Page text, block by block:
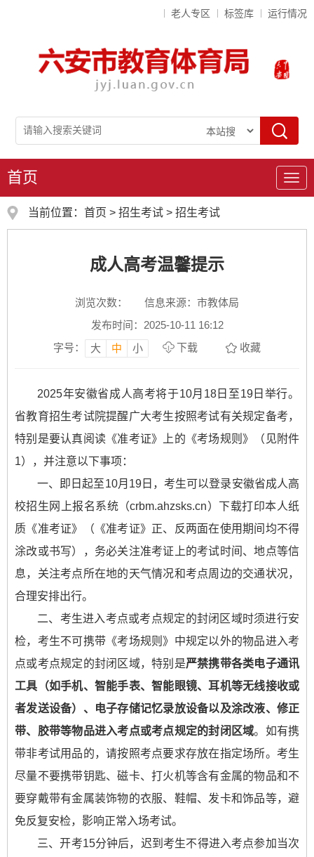
老人专区 标签库 运行情况
导
首页
当前位置： 首页 > 招生考试 > 招生考试
成人高考温馨提示
浏览次数：
信息来源：市教体局
发布时间：2025-10-11 16:12
字号：
大 中 小 下载 收藏
2025年安徽省成人高考将于10月18日至19日举行。
省教育招生考试院提醒广大考生按照考试有关规定备考，
特别是要认真阅读《准考证》上的《考场规则》（见附件
1），并注意以下事项：
一、即日起至10月19日，考生可以登录安徽省成人高
校招生网上报名系统（crbm.ahzsks.cn）下载打印本人纸
质《准考证》（《准考证》正、反两面在使用期间均不得
涂改或书写），务必关注准考证上的考试时间、地点等信
息，关注考点所在地的天气情况和考点周边的交通状况，
合理安排出行。
二、考生进入考点或考点规定的封闭区域时须进行安
检，考生不可携带《考场规则》中规定以外的物品进入考
点或考点规定的封闭区域，特别是严禁携带各类电子通讯
工具（如手机、智能手表、智能眼镜、耳机等无线接收或
者发送设备）、电子存储记忆录放设备以及涂改液、修正
带、胶带等物品进入考点或考点规定的封闭区域。如有携
带非考试用品的，请按照考点要求存放在指定场所。考生
尽量不要携带钥匙、磁卡、打火机等含有金属的物品和不
要穿戴带有金属装饰物的衣服、鞋帽、发卡和饰品等，避
免反复安检，影响正常入场考试。
三、开考15分钟后，迟到考生不得进入考点参加当次